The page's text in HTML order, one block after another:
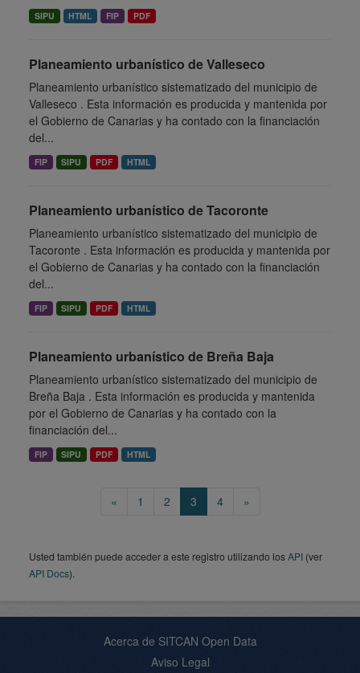
SIPU HTML FIP PDF
Planeamiento urbanístico de Valleseco
Planeamiento urbanístico sistematizado del municipio de
Valleseco . Esta información es producida y mantenida por
el Gobierno de Canarias y ha contado con la financiación
del...
FIP SIPU PDF HTML
Planeamiento urbanístico de Tacoronte
Planeamiento urbanístico sistematizado del municipio de
Tacoronte . Esta información es producida y mantenida por
el Gobierno de Canarias y ha contado con la financiación
del...
FIP SIPU PDF HTML
Planeamiento urbanístico de Breña Baja
Planeamiento urbanístico sistematizado del municipio de
Breña Baja . Esta información es producida y mantenida
por el Gobierno de Canarias y ha contado con la
financiación del...
FIP SIPU PDF HTML
« 1 2 3 4 »
Usted también puede acceder a este registro utilizando losAPI (ver
API Docs).
Acerca de SITCAN Open Data
Aviso Legal